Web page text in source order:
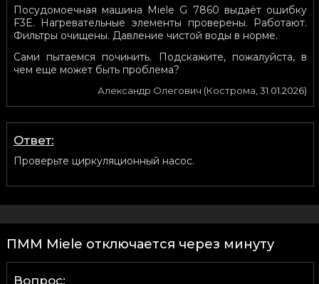
Посудомоечная машина Miele G 7860 выдаёт ошибку
F3E. Нагревательные элементы проверены. Работают.
Фильтры очищены. Давление чистой воды в норме.
Сами пытаемся починить. Подскажите, пожалуйста, в
чем еще может быть проблема?
Александр Олегович (Кострома ,31.01.2026)
Ответ:
Проверьте циркуляционный насос.
ПММ Miele отключается через минуту
Вопрос: